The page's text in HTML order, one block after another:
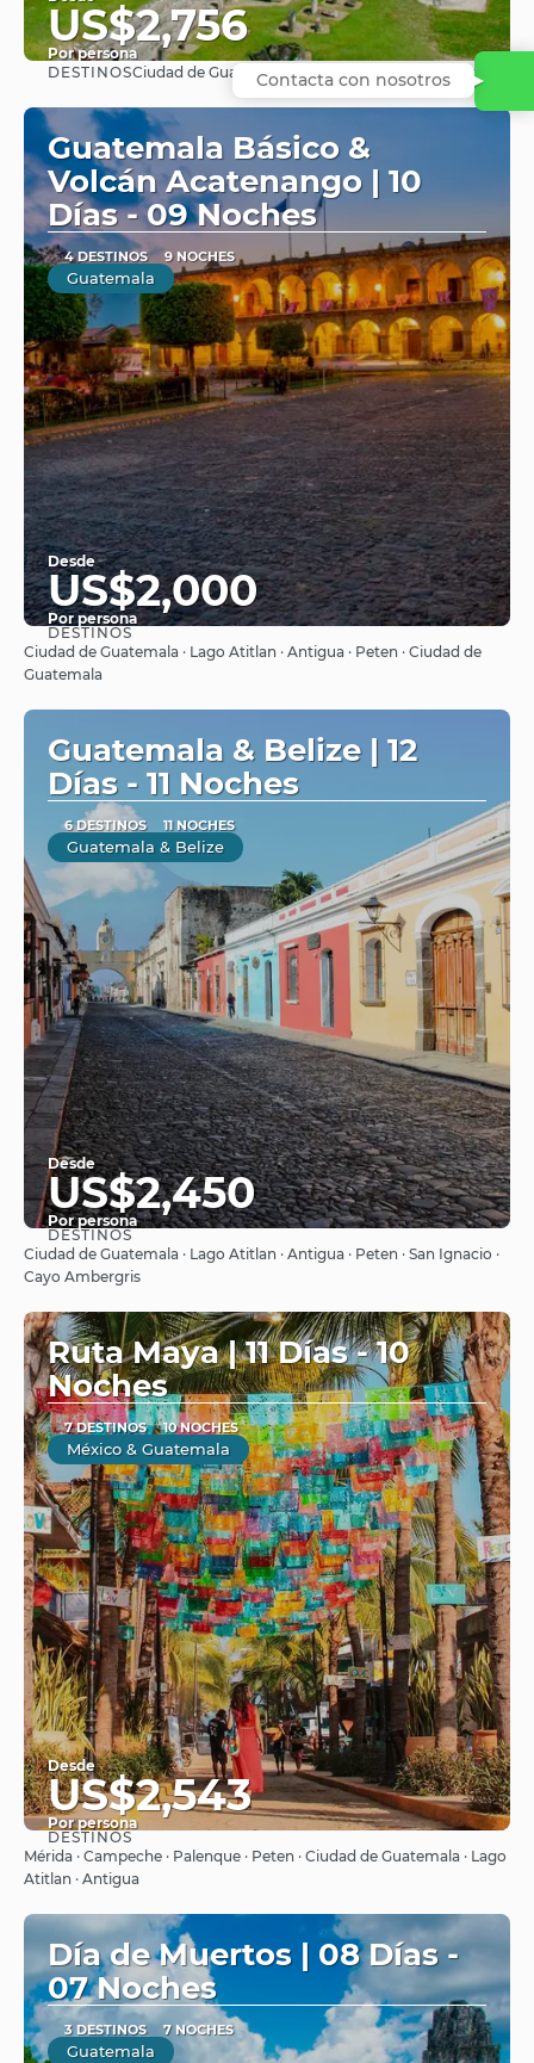
US$2,756
Por persona
Ver
DESTINOSCiudad de Guatemala · Peten · Lago Atitlan · Antigua
Guatemala Básico &
Volcán Acatenango | 10
Días - 09 Noches
4 DESTINOS 9 NOCHES
Guatemala
Desde
US$2,000
Por persona
Ver
DESTINOS
Ciudad de Guatemala · Lago Atitlan · Antigua · Peten · Ciudad de
Guatemala
Guatemala & Belize | 12
Días - 11 Noches
6 DESTINOS 11 NOCHES
Guatemala & Belize
Desde
US$2,450
Por persona
Ver
DESTINOS
Ciudad de Guatemala · Lago Atitlan · Antigua · Peten · San Ignacio ·
Cayo Ambergris
Ruta Maya | 11 Días - 10
Noches
7 DESTINOS 10 NOCHES
México & Guatemala
Desde
US$2,543
Por persona
Ver
DESTINOS
Mérida · Campeche · Palenque · Peten · Ciudad de Guatemala · Lago
Atitlan · Antigua
Día de Muertos | 08 Días -
07 Noches
3 DESTINOS 7 NOCHES
Guatemala
Contacta con nosotros